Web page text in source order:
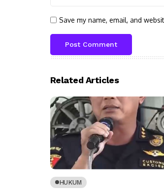
Save my name, email, and
Related Articles
HUKUM